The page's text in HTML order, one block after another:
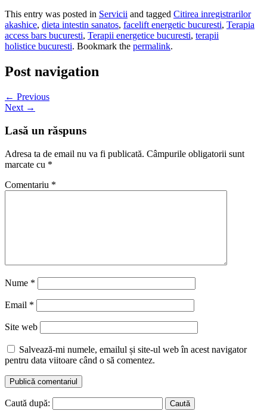
This entry was posted in Servicii and tagged Citirea inregistrarilor
akashice, dieta intestin sanatos, facelift energetic bucuresti, Terapia
access bars bucuresti, Terapii energetice bucuresti, terapii
holistice bucuresti. Bookmark the permalink.
Post navigation
← Previous
Next →
Lasă un răspuns
Adresa ta de email nu va fi publicată. Câmpurile obligatorii sunt
marcate cu *
Comentariu *
Nume *
Email *
Site web
Salvează-mi numele, emailul și site-ul web în acest navigator
pentru data viitoare când o să comentez.
Caută după: